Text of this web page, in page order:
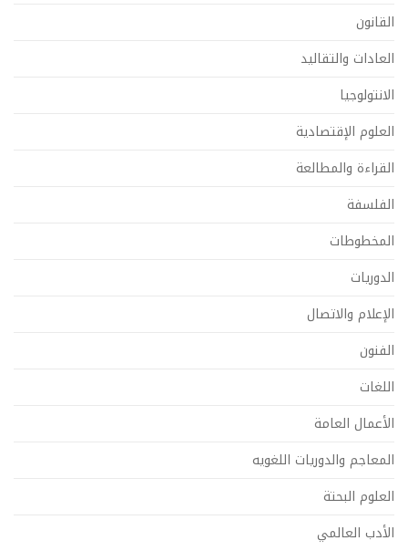
القانون
العادات والتقاليد
الانتولوجيا
العلوم الإقتصادية
القراءة والمطالعة
الفلسفة
المخطوطات
الدوريات
الإعلام والاتصال
الفنون
اللغات
الأعمال العامة
المعاجم والدوريات اللغويه
العلوم البحتة
الأدب العالمي